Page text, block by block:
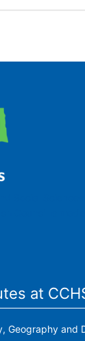
at
Geography and